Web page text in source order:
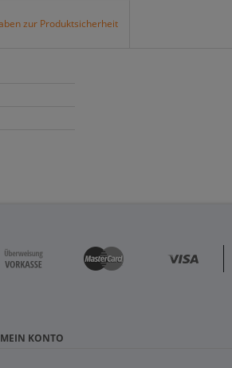
zur Produktsicherheit
MEIN KONTO